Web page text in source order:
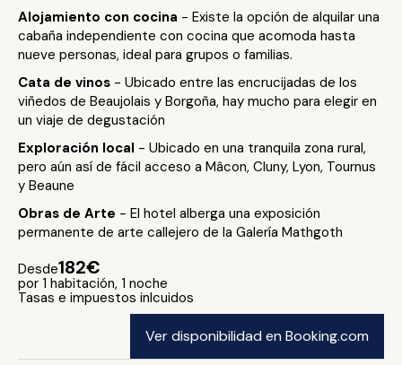
Alojamiento con cocina - Existe la opción de alquilar una
cabaña independiente con cocina que acomoda hasta
nueve personas, ideal para grupos o familias.
Cata de vinos - Ubicado entre las encrucijadas de los
viñedos de Beaujolais y Borgoña, hay mucho para elegir en
un viaje de degustación
Exploración local - Ubicado en una tranquila zona rural,
pero aún así de fácil acceso a Mâcon, Cluny, Lyon, Tournus
y Beaune
Obras de Arte - El hotel alberga una exposición
permanente de arte callejero de la Galería Mathgoth
Desde182€
por 1 habitación, 1 noche
Tasas e impuestos inlcuidos
Ver disponibilidad en Booking.com